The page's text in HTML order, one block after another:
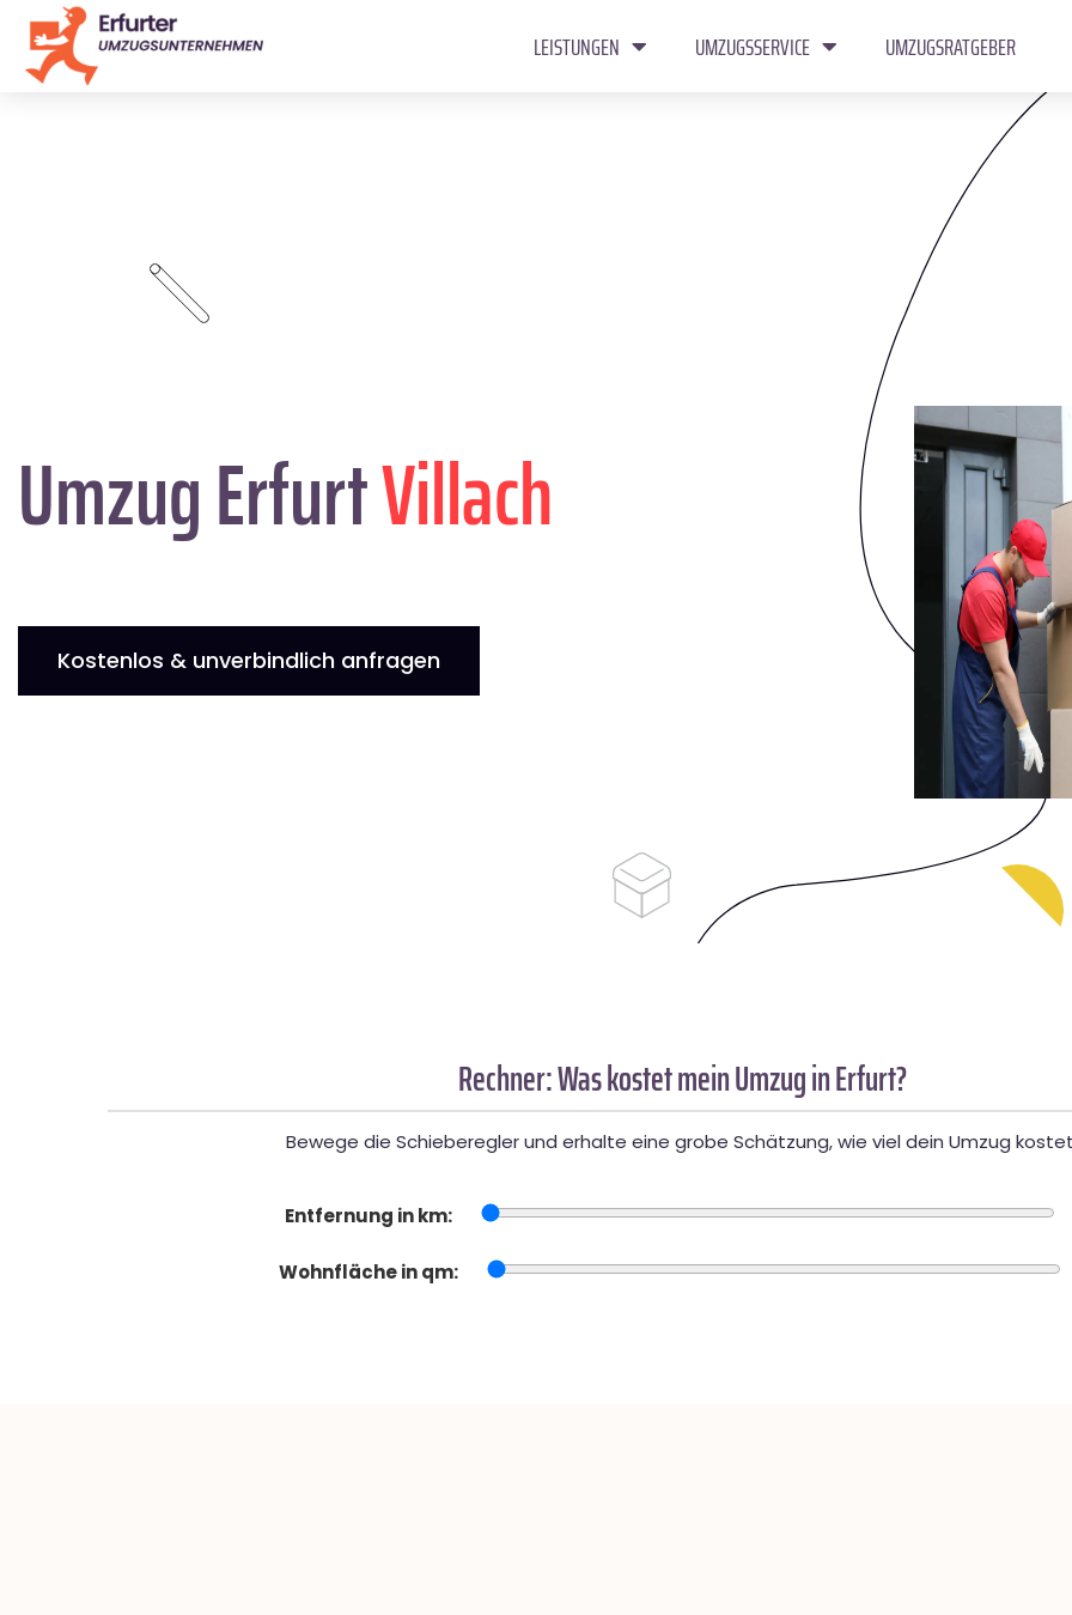
LEISTUNGEN UMZUGSSERVICE UMZUGSRATGEBER
Umzug ErfurtVillach
Kostenlos & unverbindlich anfragen
Rechner: Was kostet mein Umzug in Erfurt?
Bewege die Schieberegler und erhalte eine grobe Schätzung, wie viel dein Umzug
Entfernung in km:
Wohnfläche in qm: